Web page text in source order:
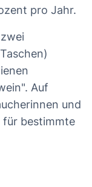
pro Jahr.
Auf
und
für bestimmte